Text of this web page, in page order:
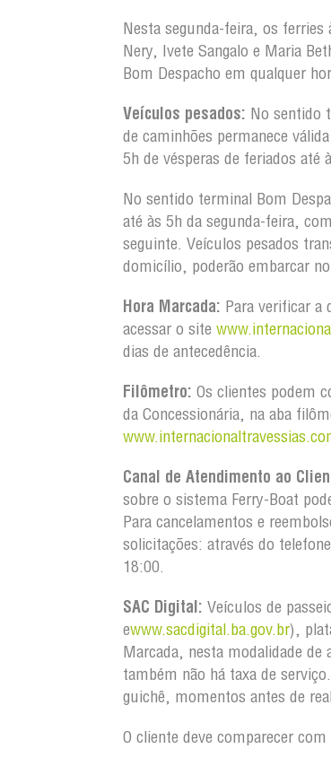
Nesta segunda-feira, os
Nery, Ivete Sangalo e Maria
Bom Despacho em qualquer
Veículos pesados: No sentido
de caminhões permanece
5h de vésperas de feriados até
No sentido terminal Bom
até às 5h da segunda-feira,
seguinte. Veículos pesados
domicílio, poderão embarcar
Hora Marcada: Para verificar a
acessar o site
dias de antecedência.
Filômetro: Os clientes podem
da Concessionária, na aba
Canal de Atendimento ao
sobre o sistema Ferry-Boat
Para cancelamentos e
solicitações: através do
18:00.
SAC Digital: Veículos de
ewww.sacdigital.ba.gov.br),
Marcada, nesta modalidade de
também não há taxa de
guichê, momentos antes
O cliente deve comparecer